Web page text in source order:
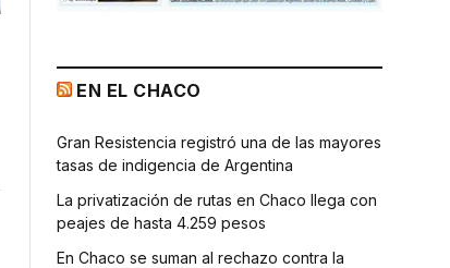
EN EL CHACO
Gran Resistencia registró una de las mayores
tasas de indigencia de Argentina
La privatización de rutas en Chaco llega con
peajes de hasta 4.259 pesos
En Chaco se suman al rechazo contra la